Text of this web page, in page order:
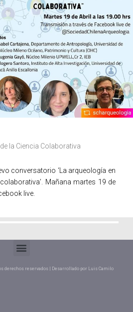
la Ciencia Colaborativa
conversatorio ‘La arqueología en
Mañana martes 19 de
live.
derechos reservados | Desarrollado por Luis Camilo